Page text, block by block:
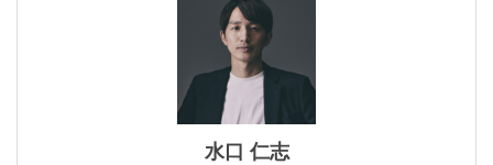
水口 仁志